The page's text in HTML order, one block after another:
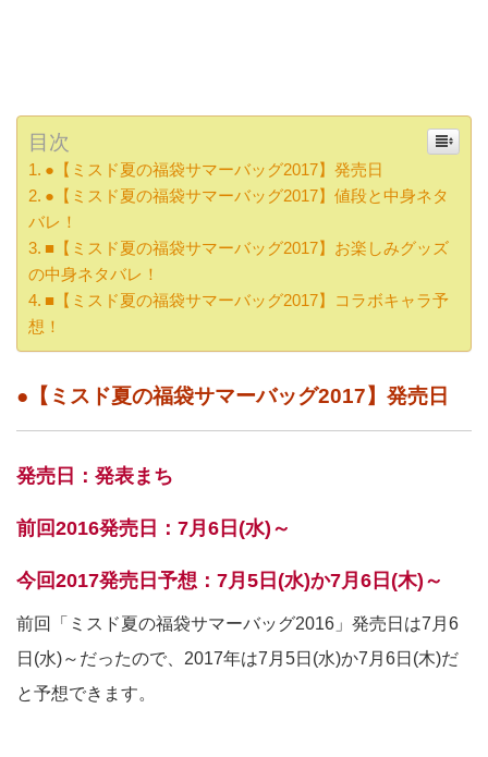
目次
●【ミスド夏の福袋サマーバッグ2017】発売日
●【ミスド夏の福袋サマーバッグ2017】値段と中身ネタ
バレ！
■【ミスド夏の福袋サマーバッグ2017】お楽しみグッズ
の中身ネタバレ！
■【ミスド夏の福袋サマーバッグ2017】コラボキャラ予
想！
●【ミスド夏の福袋サマーバッグ2017】発売日
発売日：発表まち
前回2016発売日：7月6日(水)～
今回2017発売日予想：7月5日(水)か7月6日(木)～
前回「ミスド夏の福袋サマーバッグ2016」発売日は7月6
日(水)～だったので、2017年は7月5日(水)か7月6日(木)だ
と予想できます。